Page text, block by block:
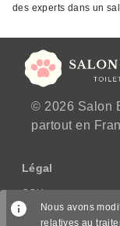
des experts dans un
© 2026 Salon
partout en
Légal
CGU
CGV/CPPS
Nous avons
relatives au